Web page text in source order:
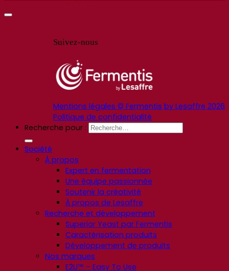
Suivez-nous
Mentions légales © Fermentis by Lesaffre 2026
Politique de confidentialité
Recherche pour :
Société
À propos
Expert en fermentation
Une équipe passionnée
Soutenir la créativité
À propos de Lesaffre
Recherche et développement
Superior Yeast par Fermentis
Caractérisation produits
Développement de produits
Nos marques
E2U™ – Easy To Use